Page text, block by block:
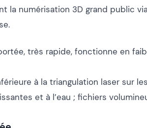
la numérisation 3D grand public
très rapide, fonctionne en
à la triangulation laser sur
et à l’eau ; fichiers